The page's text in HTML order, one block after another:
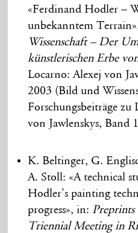
«Ferdinand Hodler –
unbekanntem
Wissenschaft – Der
künstlerischen Erbe
Locarno: Alexej von
2003 (Bild und
Forschungsbeiträge
von Jawlenskys, Band
K. Beltinger, G.
A. Stoll: «A technical
Hodler's painting
progress», in:
Triennial Meeting in